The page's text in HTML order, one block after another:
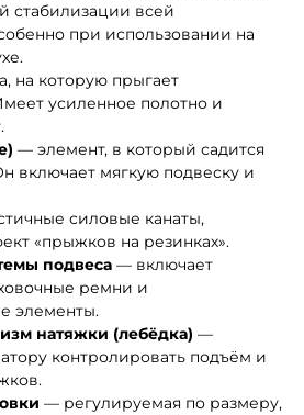
стабилизации всей
при использовании на
на которую прыгает
усиленное полотно и
— элемент, в который садится
включает мягкую подвеску и
силовые канаты,
«прыжков на резинках».
подвеса — включает
ремни и
элементы.
натяжки (лебёдка) —
контролировать подъём и
— регулируемая по размеру,